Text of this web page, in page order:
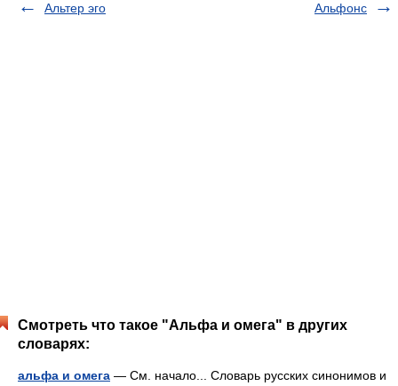
Альтер эго Альфонс
Смотреть что такое "Альфа и омега" в других
словарях:
альфа и омега — См. начало... Словарь русских синонимов и